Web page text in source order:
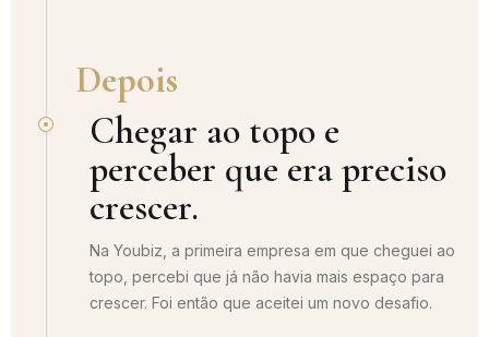
Depois
Chegar ao topo e
perceber que era preciso
crescer.
Na Youbiz, a primeira empresa em que cheguei ao
topo, percebi que já não havia mais espaço para
crescer. Foi então que aceitei um novo desafio.